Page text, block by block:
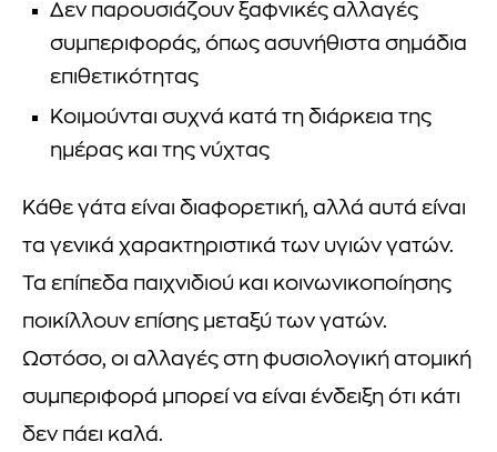
Δεν παρουσιάζουν ξαφνικές αλλαγές
συμπεριφοράς, όπως ασυνήθιστα σημάδια
επιθετικότητας
Κοιμούνται συχνά κατά τη διάρκεια της
ημέρας και της νύχτας
Κάθε γάτα είναι διαφορετική, αλλά αυτά είναι
τα γενικά χαρακτηριστικά των υγιών γατών.
Τα επίπεδα παιχνιδιού και κοινωνικοποίησης
ποικίλλουν επίσης μεταξύ των γατών.
Ωστόσο, οι αλλαγές στη φυσιολογική ατομική
συμπεριφορά μπορεί να είναι ένδειξη ότι κάτι
δεν πάει καλά.